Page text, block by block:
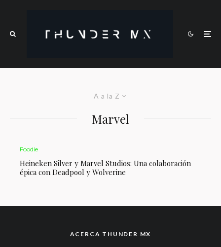
A a la Z
Marvel
Foodie
Heineken Silver y Marvel Studios: Una colaboración
épica con Deadpool y Wolverine
ACERCA THUNDER MX